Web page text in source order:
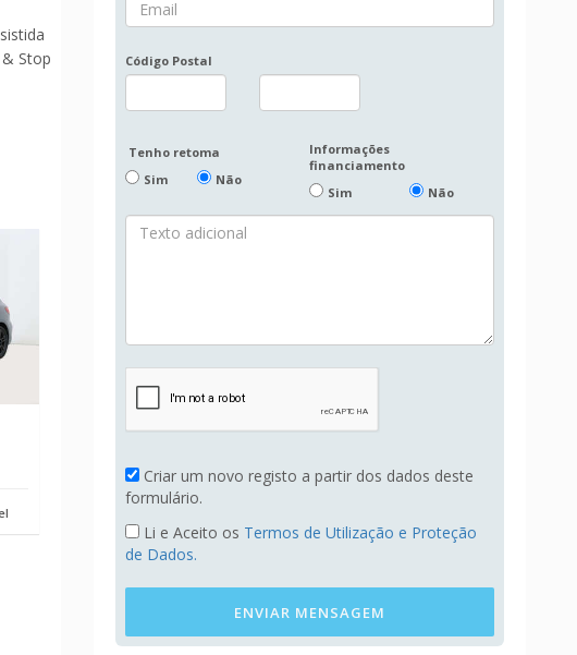
Stop
Código Postal
Tenho retoma
Sim
Não
Informações
financiamento
Sim
Não
Criar um novo registo a partir dos dados deste
formulário.
Li e Aceito os Termos de Utilização e Proteção
de Dados.
ENVIAR MENSAGEM